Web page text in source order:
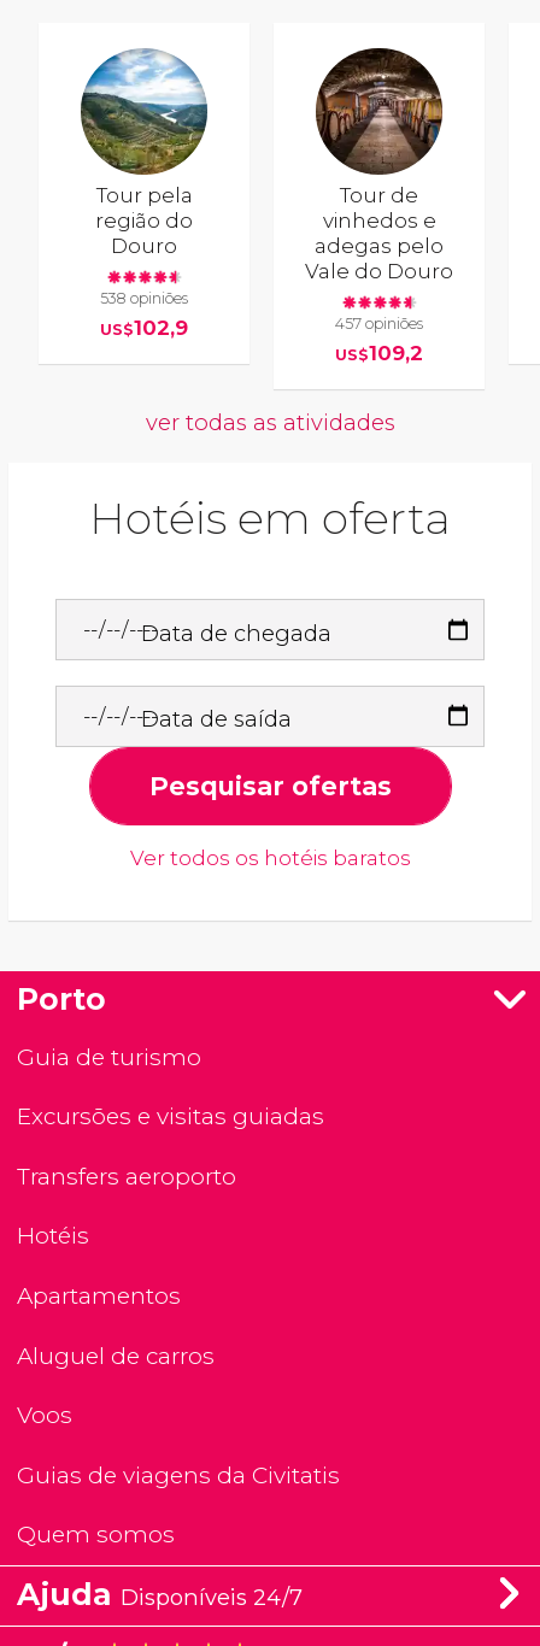
Tour pela
região do
Douro
538 opiniões
US$102,9
Tour de
vinhedos e
adegas pelo
Vale do Douro
457 opiniões
US$109,2
ver todas as atividades
Hotéis em oferta
Data de chegada
Data de saída
Pesquisar ofertas
Ver todos os hotéis baratos
Porto
Guia de turismo
Excursões e visitas guiadas
Transfers aeroporto
Hotéis
Apartamentos
Aluguel de carros
Voos
Guias de viagens da Civitatis
Quem somos
Ajuda Disponíveis 24/7